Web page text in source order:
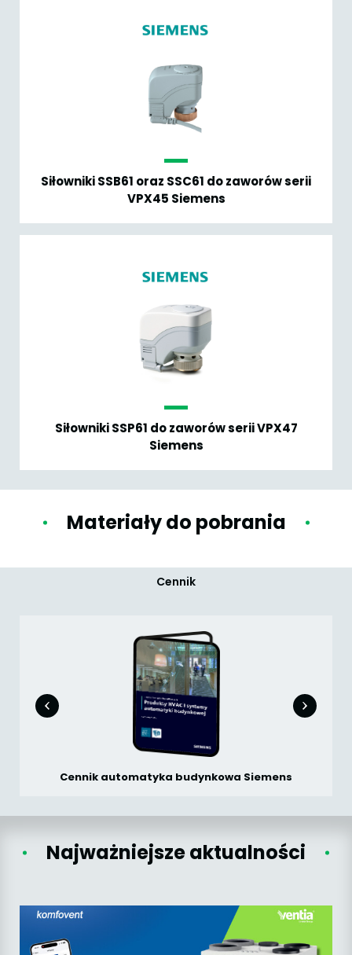
Siłowniki SSB61 oraz SSC61 do zaworów serii
VPX45 Siemens
Siłowniki SSP61 do zaworów serii VPX47
Siemens
Materiały do pobrania
Cennik
Cennik automatyka budynkowa Siemens
Najważniejsze aktualności